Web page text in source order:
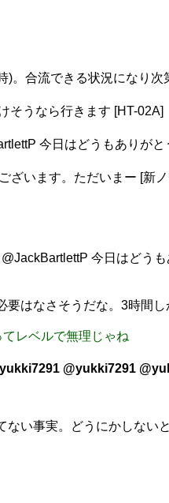
。合流できる状況になり
そうなら行きます [HT-02A]
今日はどうもありが
ざいます。ただいまー [新
今日はどう
はなさそうだな。3時間
レベルで無理じゃね
@yukki7291
ない事実。どうにかしない